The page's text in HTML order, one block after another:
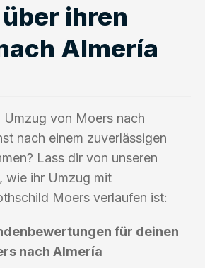
ihren
Almería
Umzug von Moers nach
nach einem zuverlässigen
Lass dir von unseren
wie ihr Umzug mit
Moers verlaufen ist:
für deinen
nach Almería